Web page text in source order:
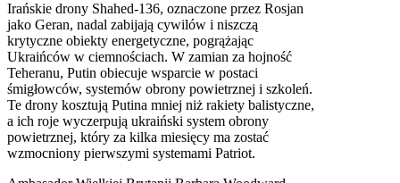
Irańskie drony Shahed-136, oznaczone przez Rosjan
jako Geran, nadal zabijają cywilów i niszczą
krytyczne obiekty energetyczne, pogrążając
Ukraińców w ciemnościach. W zamian za hojność
Teheranu, Putin obiecuje wsparcie w postaci
śmigłowców, systemów obrony powietrznej i szkoleń.
Te drony kosztują Putina mniej niż rakiety balistyczne,
a ich roje wyczerpują ukraiński system obrony
powietrznej, który za kilka miesięcy ma zostać
wzmocniony pierwszymi systemami Patriot.